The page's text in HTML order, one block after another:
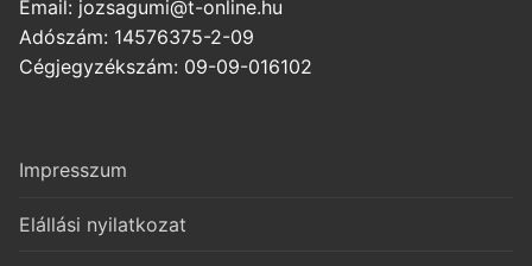
Email: jozsagumi@t-online.hu
Adószám: 14576375-2-09
Cégjegyzékszám: 09-09-016102
Impresszum
Elállási nyilatkozat